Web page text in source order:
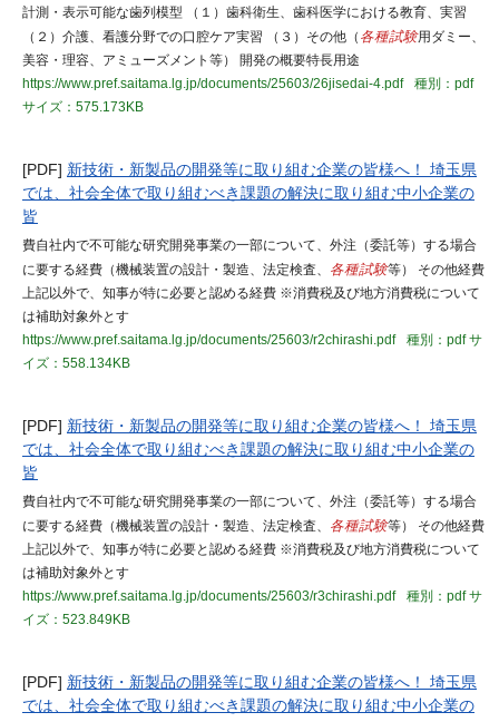
計測・表示可能な歯列模型 （１）歯科衛生、歯科医学における教育、実習
（２）介護、看護分野での口腔ケア実習 （３）その他（ 各種試験用ダミー、
美容・理容、アミューズメント等） 開発の概要特長用途
https://www.pref.saitama.lg.jp/documents/25603/26jisedai-4.pdf
種別：pdf
サイズ：575.173KB
[PDF] 新技術・新製品の開発等に取り組む企業の皆様へ！ 埼玉県
では、社会全体で取り組むべき課題の解決に取り組む中小企業の
皆
費自社内で不可能な研究開発事業の一部について、外注（委託等）する場合
に要する経費（機械装置の設計・製造、法定検査、 各種試験等） その他経費
上記以外で、知事が特に必要と認める経費 ※消費税及び地方消費税について
は補助対象外とす
https://www.pref.saitama.lg.jp/documents/25603/r2chirashi.pdf
種別：pdfサ
イズ：558.134KB
[PDF] 新技術・新製品の開発等に取り組む企業の皆様へ！ 埼玉県
では、社会全体で取り組むべき課題の解決に取り組む中小企業の
皆
費自社内で不可能な研究開発事業の一部について、外注（委託等）する場合
に要する経費（機械装置の設計・製造、法定検査、 各種試験等） その他経費
上記以外で、知事が特に必要と認める経費 ※消費税及び地方消費税について
は補助対象外とす
https://www.pref.saitama.lg.jp/documents/25603/r3chirashi.pdf
種別：pdfサ
イズ：523.849KB
[PDF] 新技術・新製品の開発等に取り組む企業の皆様へ！ 埼玉県
では、社会全体で取り組むべき課題の解決に取り組む中小企業の